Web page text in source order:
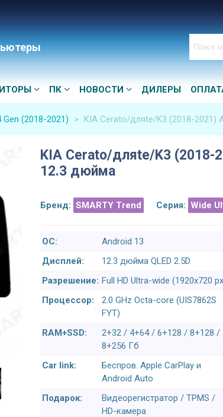
ПК НОВОСТИ ДИЛЕРЫ
(2018-2021) > KIA Cerato/дляte/K3 (2018-2021)
KIA Cerato/дляte/K3 (2018-
12.3 дюйма
Бренд: SMARTY Trend Серия: Wide
ОС:
Android 13
Дисплей:
12.3 дюйма QLED 2.5D
Разрешение: Full HD Ultra-wide (1920x720
Процессор:
2.0 GHz Octa-core (UIS7862S
FYT)
RAM+SSD:
2+32 / 4+64 / 6+128 / 8+128 /
8+256 Гб
Car link:
Беспров. Apple CarPlay и
Android Auto
Подарок:
Видеорегистратор / TPMS /
HD-камера